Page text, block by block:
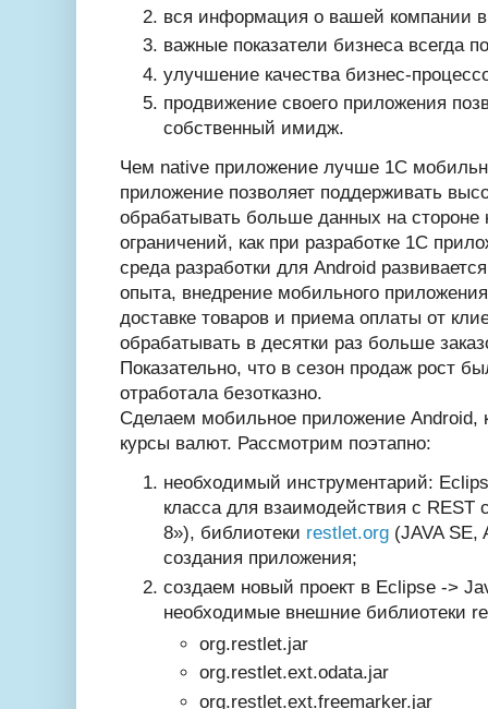
вся информация о вашей компании
важные показатели бизнеса всегда
улучшение качества бизнес-
продвижение своего приложения
собственный имидж.
Чем native приложение лучше 1С
приложение позволяет поддерживать
обрабатывать больше данных на стороне
ограничений, как при разработке 1С
среда разработки для Android
опыта, внедрение мобильного
доставке товаров и приема оплаты от
обрабатывать в десятки раз больше
Показательно, что в сезон продаж рост
отработала безотказно.
Сделаем мобильное приложение Android,
курсы валют. Рассмотрим поэтапно:
необходимый инструментарий:
класса для взаимодействия с
8»), библиотеки restlet.org (JAVA SE,
создания приложения;
создаем новый проект в Eclipse ->
необходимые внешние библиотеки
org.restlet.jar
org.restlet.ext.odata.jar
org.restlet.ext.freemarker.jar